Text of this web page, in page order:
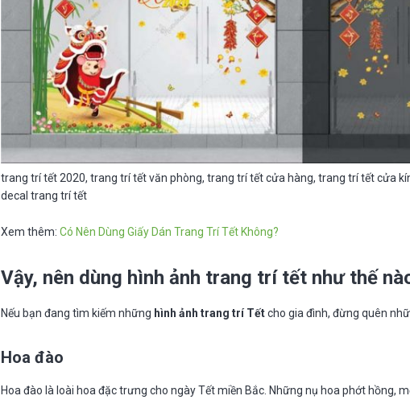
trang trí tết 2020, trang trí tết văn phòng, trang trí tết cửa hàng, trang trí tết cửa
decal trang trí tết
Xem thêm: Có Nên Dùng Giấy Dán Trang Trí Tết Không?
Vậy, nên dùng hình ảnh trang trí tết như thế
Nếu bạn đang tìm kiếm những hình ảnh trang trí Tếtcho gia đình, đừng quên
Hoa đào
Hoa đào là loài hoa đặc trưng cho ngày Tết miền Bắc. Những nụ hoa phớt hồng,